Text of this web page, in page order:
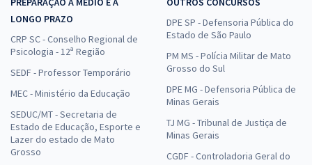
LONGO PRAZO
CRP SC - Conselho Regional de
Psicologia - 12ª Região
SEDF - Professor Temporário
MEC - Ministério da Educação
SEDUC/MT - Secretaria de
Estado de Educação, Esporte e
Lazer do estado de Mato
Grosso
DPE SP - Defensoria Pública do
Estado de São Paulo
PM MS - Polícia Militar de Mato
Grosso do Sul
DPE MG - Defensoria Pública de
Minas Gerais
TJ MG - Tribunal de Justiça de
Minas Gerais
CGDF - Controladoria Geral do